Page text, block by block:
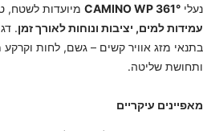
נעלי 361° CAMINO WP
מיועדות לשטח,
עמידות למים, יציבות ונוחות לאורך זמן.
בתנאי מזג אוויר קשים – גשם, לחות וקרקע
ותחושת שליטה.
מאפיינים עיקריים